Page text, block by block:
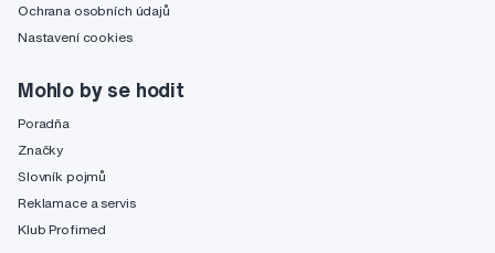
Ochrana osobních údajů
Nastavení cookies
Mohlo by se hodit
Poradňa
Značky
Slovník pojmů
Reklamace a servis
Klub Profimed